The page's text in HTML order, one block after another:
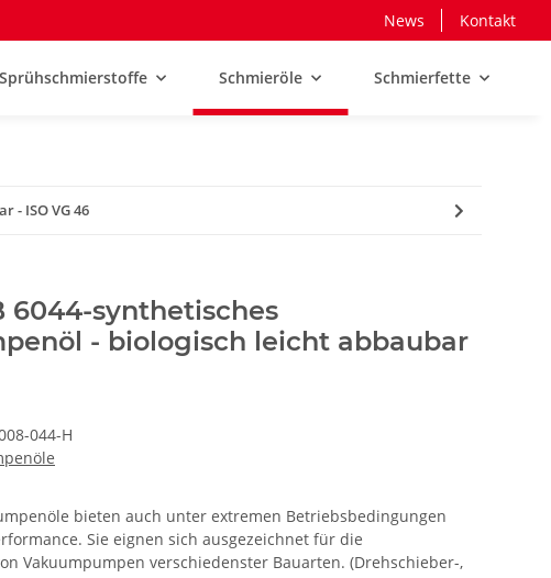
News Kontakt
Schmierfette
Schmieröle
Sprühschmierstoffe
- ISO VG 46
6044-synthetisches
- biologisch leicht abbaubar
044-H
bieten auch unter extremen Betriebsbedingungen
Sie eignen sich ausgezeichnet für die
Vakuumpumpen verschiedenster Bauarten. (Drehschieber-,